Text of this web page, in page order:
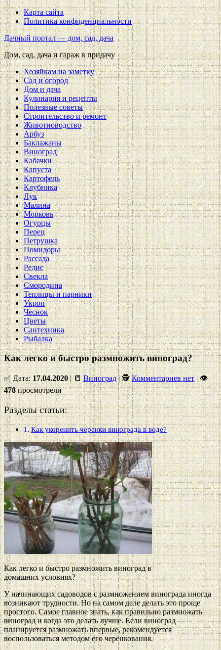
Карта сайта
Политика конфиденциальности
Дачный портал — дом, сад, дача
Дом, сад, дача и гараж в придачу
Хозяйкам на заметку
Сад и огород
Дом и дача
Кулинария и рецепты
Полезные советы
Строительство и ремонт
Животноводство
Арбуз
Баклажаны
Виноград
Кабачки
Капуста
Картофель
Клубника
Лук
Малина
Морковь
Огурцы
Перец
Петрушка
Помидоры
Рассада
Редис
Свекла
Смородина
Теплицы и парники
Укроп
Чеснок
Цветы
Сантехника
Рыбалка
Как легко и быстро размножить виноград?
✅ Дата:17.04.2020| 📒Виноград| 🕵Комментариев нет|👁
478просмотрели
Разделы статьи:
Как укоренить черенки винограда в воде?
Как легко и быстро размножить виноград в
домашних условиях?
У начинающих садоводов с размножением винограда иногда
возникают трудности. Но на самом деле делать это проще
простого. Самое главное знать, как правильно размножать
виноград и когда это делать лучше. Если виноград
планируется размножать впервые, рекомендуется
воспользоваться методом его черенкования.